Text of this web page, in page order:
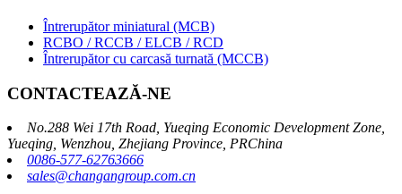
Întrerupător miniatural (MCB)
RCBO / RCCB / ELCB / RCD
Întrerupător cu carcasă turnată (MCCB)
CONTACTEAZĂ-NE
No.288 Wei 17th Road, Yueqing Economic Development Zone,
Yueqing, Wenzhou, Zhejiang Province, PRChina
0086-577-62763666
sales@changangroup.com.cn